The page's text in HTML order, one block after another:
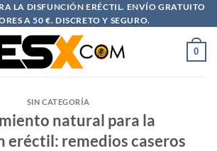
LA DISFUNCIÓN ERÉCTIL. ENVÍO GRATUITO
A 50 €. DISCRETO Y SEGURO.
0
SIN CATEGORÍA
natural para la
eréctil: remedios caseros